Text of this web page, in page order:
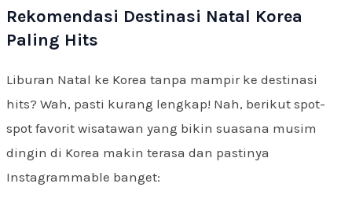
Rekomendasi Destinasi Natal Korea
Paling Hits
Liburan Natal ke Korea tanpa mampir ke destinasi
hits? Wah, pasti kurang lengkap! Nah, berikut spot-
spot favorit wisatawan yang bikin suasana musim
dingin di Korea makin terasa dan pastinya
Instagrammable banget: